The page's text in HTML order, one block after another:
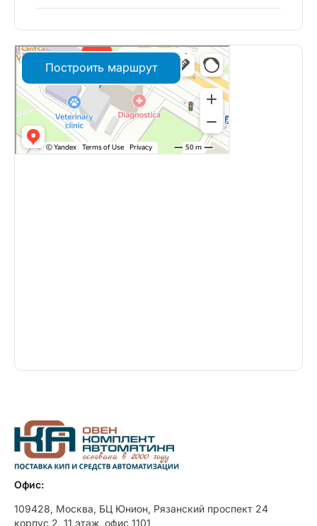
Построить маршрут
Офис:
109428, Москва, БЦ Юнион, Рязанский проспект 24
корпус 2, 11 этаж, офис 1101